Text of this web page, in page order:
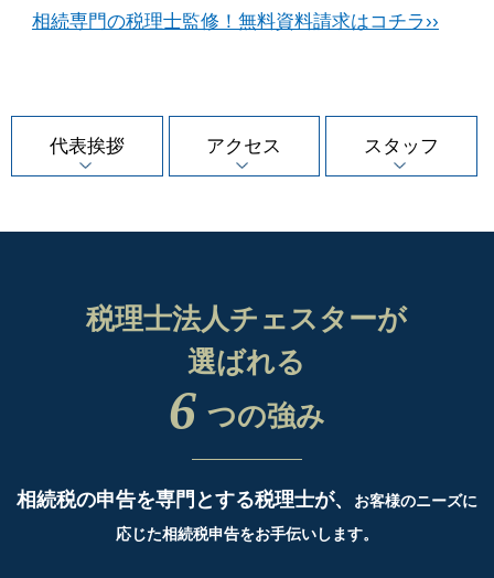
相続専門の税理士監修！無料資料請求はコチラ››
代表挨拶 アクセス スタッフ
税理士法人チェスターが
選ばれる
6 つの強み
相続税の申告を専門とする税理士が、
お客様のニーズに
応じた相続税申告をお手伝いします。